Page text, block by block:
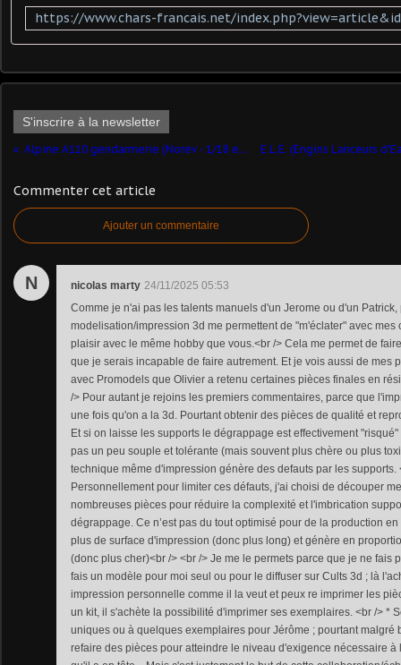
S'inscrire à la newsletter
Alpine A110 gendarmerie (Norev - 1/18 et 1/43) - complété
Commenter cet article
Ajouter un commentaire
N nicolas marty 24/11/2025 05:53
Comme je n'ai pas les talents manuels d'un Jerome ou d'un Patrick,
modelisation/impression 3d me permettent de "m'éclater" avec
plaisir avec le même hobby que vous.<br /> Cela me permet de
que je serais incapable de faire autrement. Et je vois aussi de mes
avec Promodels que Olivier a retenu certaines pièces finales en
/> Pour autant je rejoins les premiers commentaires, parce que
une fois qu'on a la 3d. Pourtant obtenir des pièces de qualité et
Et si on laisse les supports le dégrappage est effectivement
pas un peu souple et tolérante (mais souvent plus chère ou plus
technique même d'impression génère des defauts par les supports.
Personnellement pour limiter ces défauts, j'ai choisi de découper
nombreuses pièces pour réduire la complexité et l'imbrication
dégrappage. Ce n’est pas du tout optimisé pour de la production
plus de surface d'impression (donc plus long) et génère en
(donc plus cher)<br /> <br /> Je me le permets parce que je ne fais
fais un modèle pour moi seul ou pour le diffuser sur Cults 3d ; là
impression personnelle comme il la veut et peux re imprimer les
un kit, il s'achète la possibilité d'imprimer ses exemplaires. <br /> *
uniques ou à quelques exemplaires pour Jérôme ; pourtant malgré
refaire des pièces pour atteindre le niveau d'exigence nécessaire